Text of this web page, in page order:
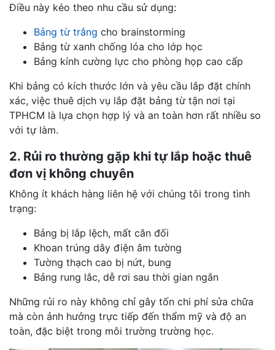
Điều này kéo theo nhu cầu sử dụng:
Bảng từ trắng cho brainstorming
Bảng từ xanh chống lóa cho lớp học
Bảng kính cường lực cho phòng họp cao cấp
Khi bảng có kích thước lớn và yêu cầu lắp đặt chính
xác, việc thuê dịch vụ lắp đặt bảng từ tận nơi tại
TPHCM là lựa chọn hợp lý và an toàn hơn rất nhiều so
với tự làm.
2. Rủi ro thường gặp khi tự lắp hoặc thuê
đơn vị không chuyên
Không ít khách hàng liên hệ với chúng tôi trong tình
trạng:
Bảng bị lắp lệch, mất cân đối
Khoan trúng dây điện âm tường
Tường thạch cao bị nứt, bung
Bảng rung lắc, dễ rơi sau thời gian ngắn
Những rủi ro này không chỉ gây tốn chi phí sửa chữa
mà còn ảnh hưởng trực tiếp đến thẩm mỹ và độ an
toàn, đặc biệt trong môi trường trường học.